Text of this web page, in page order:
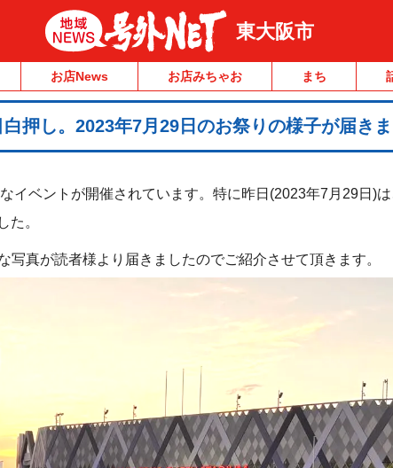
東大阪市
お店News お店みちゃお まち
白押し。2023年7月29日のお祭りの様子が届き
イベントが開催されています。特に昨日(2023年7月29日)
た。
写真が読者様より届きましたのでご紹介させて頂きます。